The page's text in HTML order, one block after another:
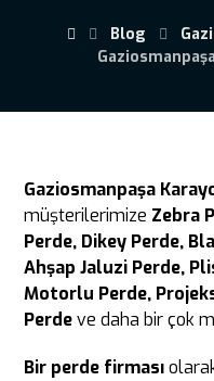
Blog
Gaziosmanpaşa
müşterilerimize Zebra
Perde, Dikey Perde,
Ahşap Jaluzi Perde,
Motorlu Perde,
Perdeve daha bir çok
Bir perde firması